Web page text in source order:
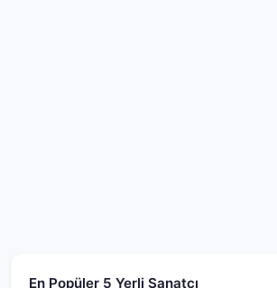
En Popüler 5 Yerli Sanatçı